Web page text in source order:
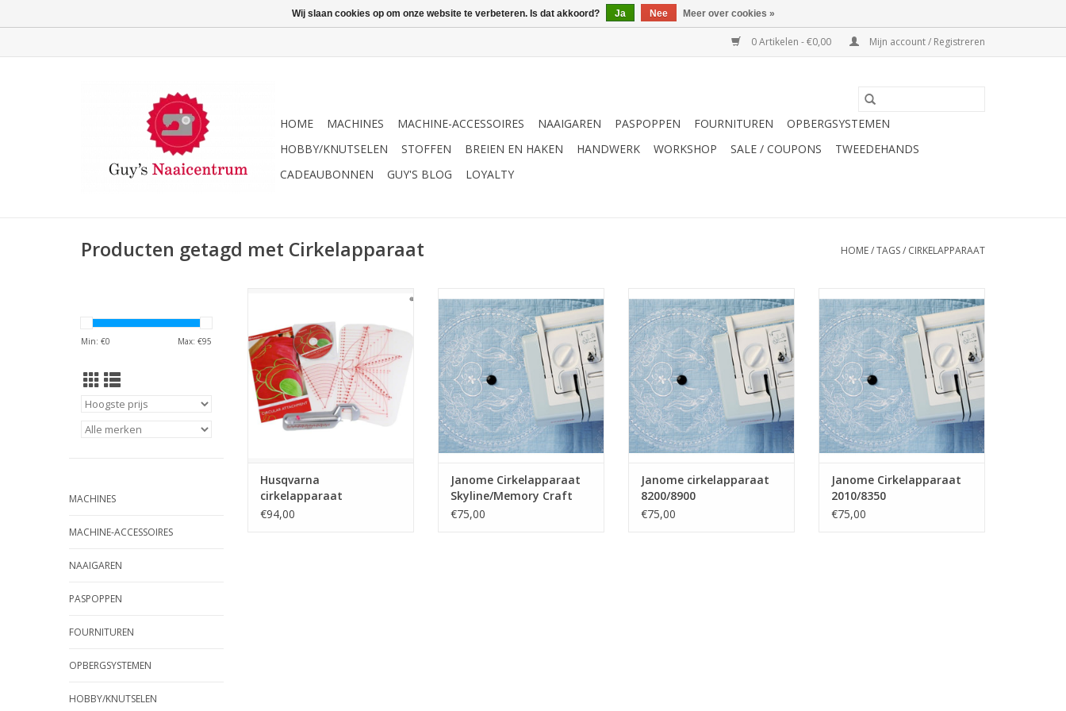
0 Artikelen - €0,00 Mijn account / Registreren
HOME MACHINES MACHINE-ACCESSOIRES NAAIGAREN PASPOPPEN FOURNITUREN
OPBERGSYSTEMEN
HOBBY/KNUTSELEN
STOFFEN BREIEN EN HAKEN HANDWERK WORKSHOP SALE / COUPONS
TWEEDEHANDS
CADEAUBONNEN
GUY'S BLOG LOYALTY
Producten getagd met Cirkelapparaat HOME/TAGS/ CIRKELAPPARAAT
Min: €0 Max: €95
MACHINES
MACHINE-ACCESSOIRES
NAAIGAREN
PASPOPPEN
FOURNITUREN
OPBERGSYSTEMEN
HOBBY/KNUTSELEN
TOEVOEGEN AAN WINKELWAGEN
Husqvarna
cirkelapparaat
€94,00
Janome Cirkelapparaat
Skyline/Memory Craft
TOEVOEGEN AAN WINKELWAGEN
Janome Cirkelapparaat
Skyline/Memory Craft
€75,00
Janome cirkelapparaat
8200/8900
TOEVOEGEN AAN WINKELWAGEN
Janome cirkelapparaat
8200/8900
€75,00
Janome Cirkelapparaat
2010/8350
TOEVOEGEN AAN WINKELWAGEN
Janome Cirkelapparaat
2010/8350
€75,00
Wij slaan cookies op om onze website te verbeteren. Is dat akkoord? Ja Nee Meer over cookies »